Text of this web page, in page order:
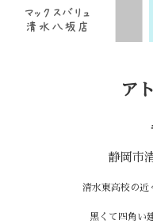
ア
静岡市
清水東高校の近
黒くて四角い